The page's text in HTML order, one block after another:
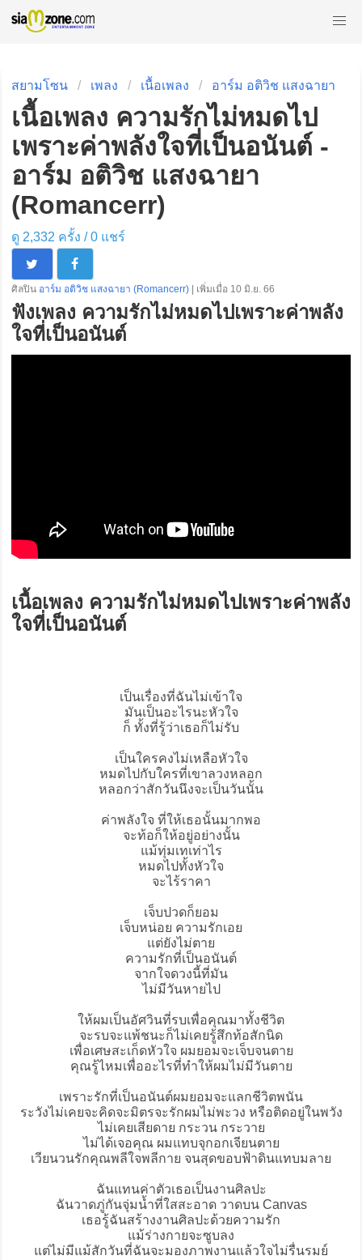
สยามโซน เพลง เนื้อเพลง อาร์ม อติวิช แสงฉายา
เนื้อเพลง ความรักไม่หมดไป
เพราะค่าพลังใจที่เป็นอนันต์ -
อาร์ม อติวิช แสงฉายา
(Romancerr)
ดู 2,332 ครั้ง /0แชร์
ศิลปิน อาร์ม อติวิช แสงฉายา (Romancerr) | เพิ่มเมื่อ 10 มิ.ย. 66
ฟังเพลง ความรักไม่หมดไปเพราะค่าพลัง
ใจที่เป็นอนันต์
เนื้อเพลง ความรักไม่หมดไปเพราะค่าพลัง
ใจที่เป็นอนันต์
เป็นเรื่องที่ฉันไม่เข้าใจ
มันเป็นอะไรนะหัวใจ
ก็ ทั้งที่รู้ว่าเธอก็ไม่รับ
เป็นใครคงไม่เหลือหัวใจ
หมดไปกับใครที่เขาลวงหลอก
หลอกว่าสักวันนึงจะเป็นวันนั้น
ค่าพลังใจ ที่ให้เธอนั้นมากพอ
จะท้อก็ให้อยู่อย่างนั้น
แม้ทุ่มเทเท่าไร
หมดไปทั้งหัวใจ
จะไร้ราคา
เจ็บปวดก็ยอม
เจ็บหน่อย ความรักเอย
แต่ยังไม่ตาย
ความรักที่เป็นอนันต์
จากใจดวงนี้ที่มัน
ไม่มีวันหายไป
ให้ผมเป็นอัศวินที่รบเพื่อคุณมาทั้งชีวิต
จะรบจะแพ้ชนะก็ไม่เคยรู้สึกท้อสักนิด
เพื่อเศษสะเก็ดหัวใจ ผมยอมจะเจ็บจนตาย
คุณรู้ไหมเพื่ออะไรที่ทำให้ผมไม่มีวันตาย
เพราะรักที่เป็นอนันต์ผมยอมจะแลกชีวิตพนัน
ระวังไม่เคยจะคิดจะมิตรจะรักผมไม่พะวง หรือติดอยู่ในพวัง
ไม่เคยเสียดาย กระวน กระวาย
ไม่ได้เจอคุณ ผมแทบจุกอกเจียนตาย
เวียนวนรักคุณพลีใจพลีกาย จนสุดขอบฟ้าดินแทบมลาย
ฉันแทนค่าตัวเธอเป็นงานศิลปะ
ฉันวาดภู่กันจุ่มน้ำที่ใสสะอาด วาดบน Canvas
เธอรู้ฉันสร้างงานศิลปะด้วยความรัก
แม้ร่างกายจะซูบลง
แต่ไม่มีแม้สักวันที่ฉันจะมองภาพงานแล้วใจไม่รื่นรมย์